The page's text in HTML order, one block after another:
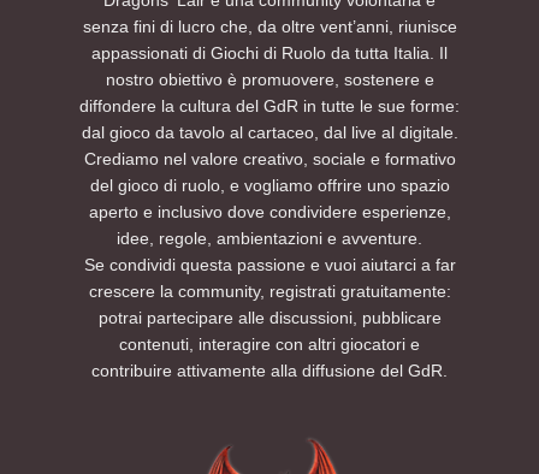
senza fini di lucro che, da oltre vent’anni, riunisce
appassionati di Giochi di Ruolo da tutta Italia. Il
nostro obiettivo è promuovere, sostenere e
diffondere la cultura del GdR in tutte le sue forme:
dal gioco da tavolo al cartaceo, dal live al digitale.
Crediamo nel valore creativo, sociale e formativo
del gioco di ruolo, e vogliamo offrire uno spazio
aperto e inclusivo dove condividere esperienze,
idee, regole, ambientazioni e avventure.
Se condividi questa passione e vuoi aiutarci a far
crescere la community, registrati gratuitamente:
potrai partecipare alle discussioni, pubblicare
contenuti, interagire con altri giocatori e
contribuire attivamente alla diffusione del GdR.